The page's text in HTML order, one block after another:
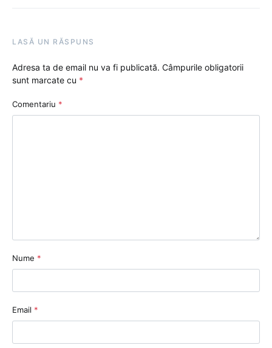
LASĂ UN RĂSPUNS
Adresa ta de email nu va fi publicată. Câmpurile obligatorii
sunt marcate cu *
Comentariu *
Nume *
Email *